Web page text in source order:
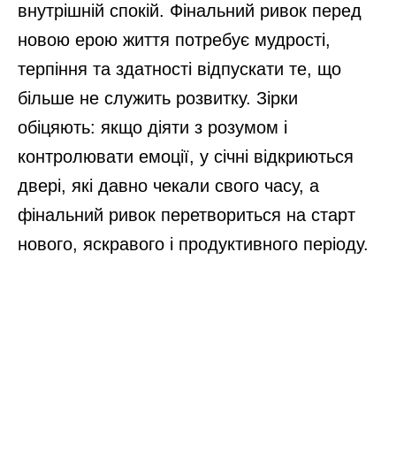
внутрішній спокій. Фінальний ривок перед
новою ерою життя потребує мудрості,
терпіння та здатності відпускати те, що
більше не служить розвитку. Зірки
обіцяють: якщо діяти з розумом і
контролювати емоції, у січні відкриються
двері, які давно чекали свого часу, а
фінальний ривок перетвориться на старт
нового, яскравого і продуктивного періоду.